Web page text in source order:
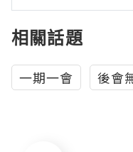
相關話題
一期一會 後會